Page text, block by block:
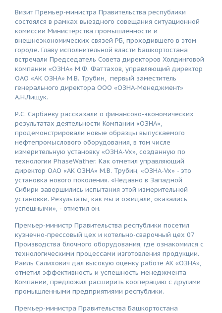
Визит Премьер-министра Правительства республики
состоялся в рамках выездного совещания ситуационной
комиссии Министерства промышленности и
внешнеэкономических связей РБ, проходившего в этом
городе. Главу исполнительной власти Башкортостана
встречали Председатель Совета директоров Холдинговой
компании «ОЗНА» М.Ф. Фаттахов, управляющий директор
ОАО «АК ОЗНА» М.В. Трубин, первый заместитель
генерального директора ООО «ОЗНА-Менеджмент»
А.Н.Лищук.
Р.С. Сарбаеву рассказали о финансово-экономических
результатах деятельности Компании «ОЗНА»,
продемонстрировали новые образцы выпускаемого
нефтепромыслового оборудования, в том числе
измерительную установку «ОЗНА-Vx», созданную по
технологии PhaseWather. Как отметил управляющий
директор ОАО «АК ОЗНА» М.В. Трубин, «ОЗНА-Vx» - это
установка нового поколения. «Недавно в Западной
Сибири завершились испытания этой измерительной
установки. Результаты, как мы и ожидали, оказались
успешными», - отметил он.
Премьер-министр Правительства республики посетил
кузнечно-прессовый цех и котельно-сварочный цех 07
Производства блочного оборудования, где ознакомился с
технологическими процессами изготовления продукции.
Раиль Салихович дал высокую оценку работе АК «ОЗНА»,
отметил эффективность и успешность менеджмента
Компании, предложил расширить кооперацию с другими
промышленными предприятиями республики.
Премьер-министра Правительства Башкортостана